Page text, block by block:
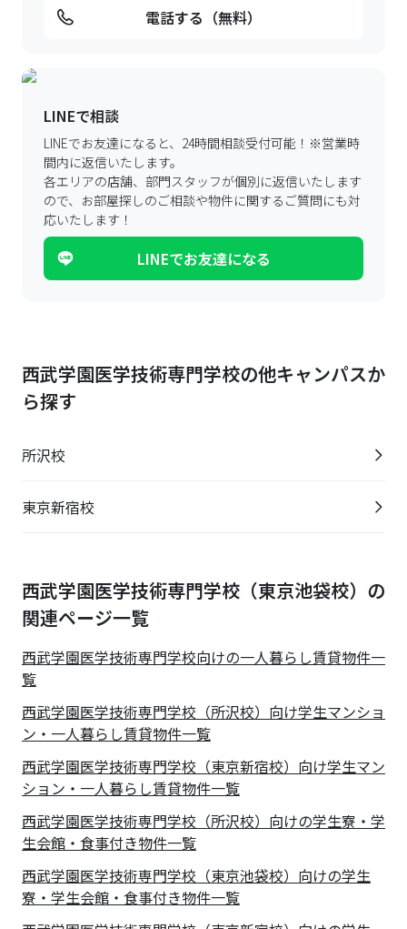
電話する（無料）
LINEで相談
LINEでお友達になると、24時間相談受付可能！ ※営業時
間内に返信いたします。
各エリアの店舗、部門スタッフが個別に返信いたします
ので、 お部屋探しのご相談や物件に関するご質問にも対
応いたします！
LINEでお友達になる
西武学園医学技術専門学校の他キャンパスか
ら探す
所沢校
東京新宿校
西武学園医学技術専門学校（東京池袋校）の
関連ページ一覧
西武学園医学技術専門学校向けの一人暮らし賃貸物件一
覧
西武学園医学技術専門学校（所沢校）向け学生マンショ
ン・一人暮らし賃貸物件一覧
西武学園医学技術専門学校（東京新宿校）向け学生マン
ション・一人暮らし賃貸物件一覧
西武学園医学技術専門学校（所沢校）向けの学生寮・学
生会館・食事付き物件一覧
西武学園医学技術専門学校（東京池袋校）向けの学生
寮・学生会館・食事付き物件一覧